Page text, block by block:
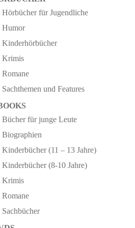
Hörbücher für Jugendliche
Humor
Kinderhörbücher
Krimis
Romane
Sachthemen und Features
Bücher für junge Leute
Biographien
Kinderbücher (11 – 13 Jahre)
Kinderbücher (8-10 Jahre)
Krimis
Romane
Sachbücher